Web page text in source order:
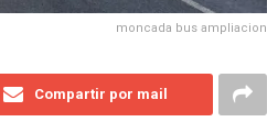
moncada bus ampliacion
Compartir por mail